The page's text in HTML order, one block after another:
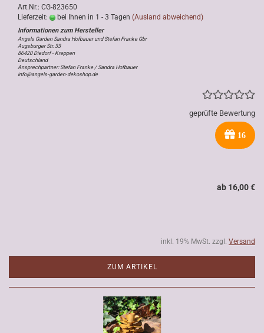
Art.Nr.: CG-823650
Lieferzeit:
bei Ihnen in 1 - 3 Tagen (Ausland abweichend)
Angels Garden Sandra Hofbauer und Stefan Franke Gbr
Augsburger Str. 33
86420 Diedorf - Kreppen
Deutschland
Ansprechpartner: Stefan Franke / Sandra Hofbauer
info@angels-garden-dekoshop.de
geprüfte Bewertung
16
ab 16,00 €
inkl. 19% MwSt. zzgl. Versand
ZUM ARTIKEL